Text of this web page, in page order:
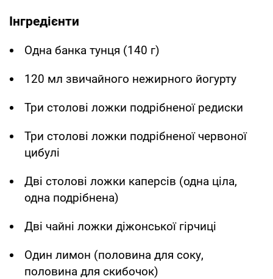
Інгредієнти
Одна банка тунця (140 г)
120 мл звичайного нежирного йогурту
Три столові ложки подрібненої редиски
Три столові ложки подрібненої червоної
цибулі
Дві столові ложки каперсів (одна ціла,
одна подрібнена)
Дві чайні ложки діжонської гірчиці
Один лимон (половина для соку,
половина для скибочок)